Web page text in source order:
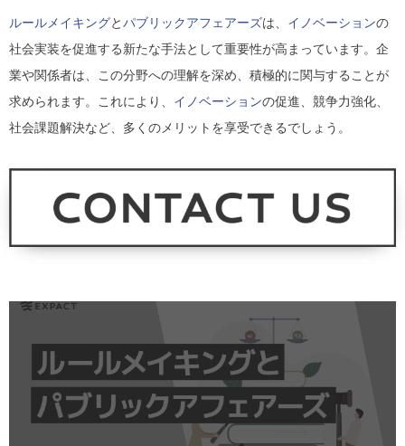
ルールメイキングとパブリックアフェアーズは、 イノベーションの
社会実装を促進する新たな手法として重要性が高まっています。企
業や関係者は、この分野への理解を深め、積極的に関与することが
求められます。これにより、 イノベーションの促進、競争力強化、
社会課題解決など、多くのメリットを享受できるでしょう。